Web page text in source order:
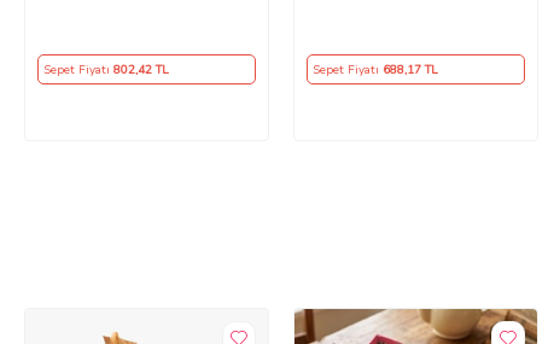
Sepet Fiyatı802,42 TL
Seti
Sepet Fiyatı 688,17 TL